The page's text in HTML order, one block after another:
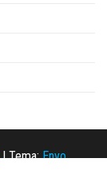
|Tema:Envo